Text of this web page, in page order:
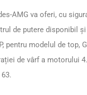
AMG va oferi, cu
de putere disponibil
pentru modelul de
de vârf a motorului